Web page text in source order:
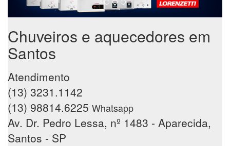
Chuveiros e aquecedores em
Santos
Atendimento
(13) 3231.1142
(13) 98814.6225 Whatsapp
Av. Dr. Pedro Lessa, nº 1483 - Aparecida,
Santos - SP